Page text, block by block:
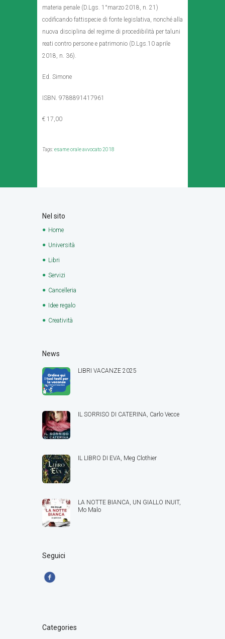
materia penale (D.Lgs. 1°marzo 2018, n. 21)
codificando fattispecie di fonte legislativa, nonché alla
nuova disciplina del regime di procedibilità per taluni
reati contro persone e patrimonio (D.Lgs.10 aprile
2018, n. 36).
Ed. Simone
ISBN. 9788891417961
€ 17,00
Tags:esame orale avvocato 2018
Nel sito
Home
Università
Libri
Servizi
Cancelleria
Idee regalo
Creatività
News
LIBRI VACANZE 2025
IL SORRISO DI CATERINA, Carlo Vecce
IL LIBRO DI EVA, Meg Clothier
LA NOTTE BIANCA, UN GIALLO INUIT,
Mo Malo
Seguici
Categories